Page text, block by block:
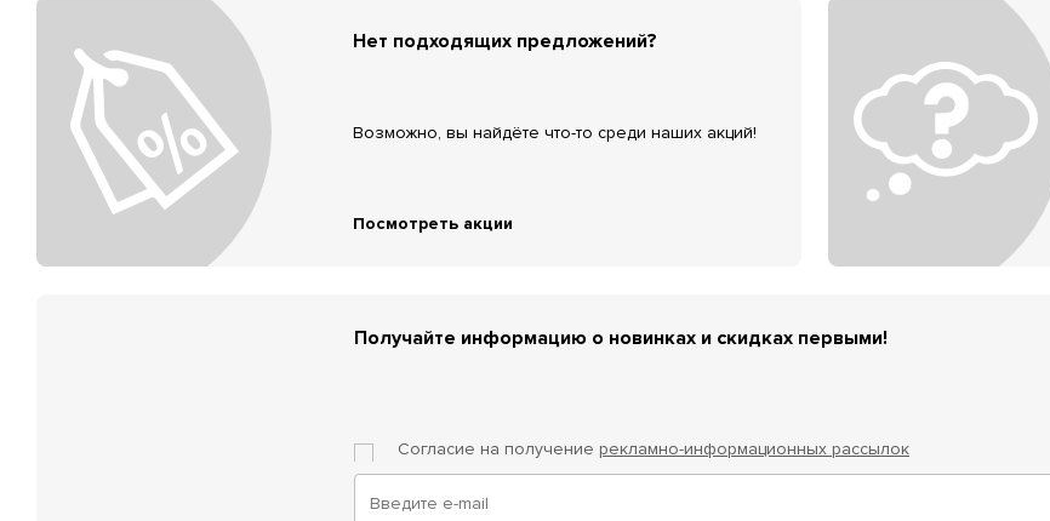
Нет подходящих предложений?
Возможно, вы найдёте что-то среди наших акций!
Посмотреть акции
Получайте информацию о новинках и скидках первыми!
Согласие на получение рекламно-информационных рассылок